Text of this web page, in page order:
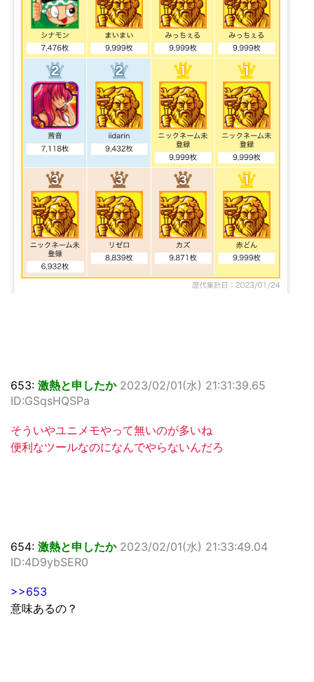
653: 激熱と申したか 2023/02/01(水) 21:31:39.65
ID:GSqsHQSPa
そういやユニメモやって無いのが多いね
便利なツールなのになんでやらないんだろ
654: 激熱と申したか 2023/02/01(水) 21:33:49.04
ID:4D9ybSER0
>>653
意味あるの？